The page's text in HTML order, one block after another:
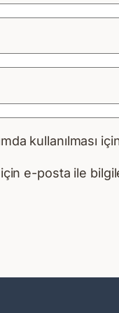
kullanılması
e-posta ile